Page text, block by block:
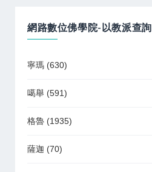
網路數位佛學院-以教派查詢
寧瑪 (630)
噶舉 (591)
格魯 (1935)
薩迦 (70)